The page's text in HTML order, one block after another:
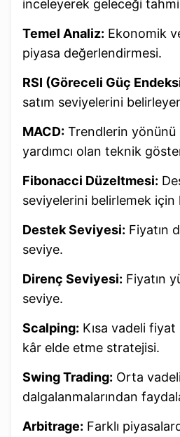
inceleyerek geleceği
Temel Analiz: Ekonomik
piyasa değerlendirmesi.
RSI (Göreceli Güç
satım seviyelerini
MACD: Trendlerin yönünü
yardımcı olan teknik
Fibonacci Düzeltmesi:
seviyelerini belirlemek için
Destek Seviyesi: Fiyatın
seviye.
Direnç Seviyesi: Fiyatın
seviye.
Scalping: Kısa vadeli
kâr elde etme stratejisi.
Swing Trading: Orta
dalgalanmalarından
Arbitrage: Farklı